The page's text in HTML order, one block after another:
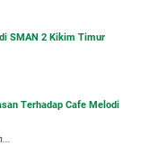
SMAN 2 Kikim Timur
Terhadap Cafe Melodi